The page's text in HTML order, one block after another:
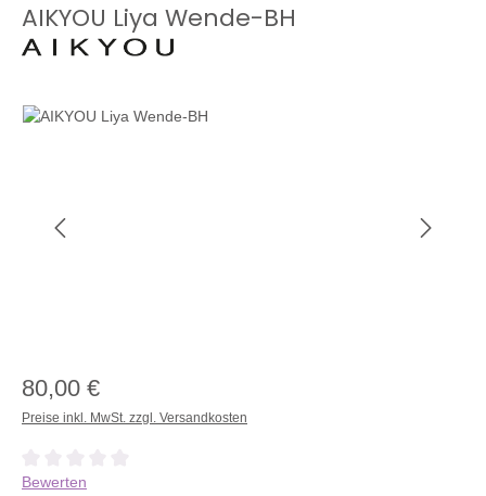
AIKYOU Liya Wende-BH
Bildergalerie überspringen
80,00 €
Preise inkl. MwSt. zzgl. Versandkosten
Durchschnittliche Bewertung von 0 von 5 Sternen
Bewerten